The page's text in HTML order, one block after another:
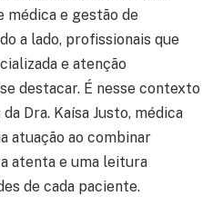
médica e gestão de
a lado, profissionais que
e atenção
destacar. É nesse contexto
Dra. Kaísa Justo, médica
atuação ao combinar
atenta e uma leitura
de cada paciente.